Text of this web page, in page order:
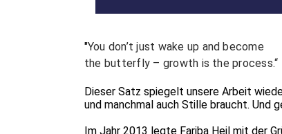
"You don’t just wake up and become
the butterfly – growth is the process.“
Dieser Satz spiegelt unsere Arbeit
und manchmal auch Stille braucht. Und
Im Jahr 2013 legte Fariba Heil mit der